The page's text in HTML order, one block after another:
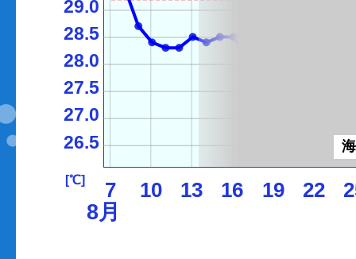
7 10 13 16 19 22
26.5
27.0
27.5
28.0
28.5
29.0
[℃]
8月